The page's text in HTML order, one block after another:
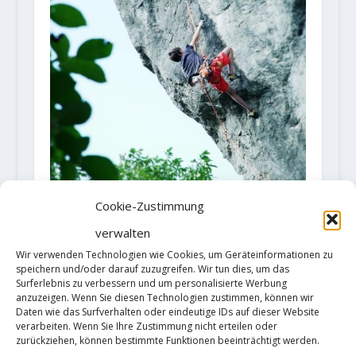
Cookie-Zustimmung
verwalten
Wir verwenden Technologien wie Cookies, um Geräteinformationen zu
speichern und/oder darauf zuzugreifen. Wir tun dies, um das
Surferlebnis zu verbessern und um personalisierte Werbung
anzuzeigen. Wenn Sie diesen Technologien zustimmen, können wir
Daten wie das Surfverhalten oder eindeutige IDs auf dieser Website
verarbeiten. Wenn Sie Ihre Zustimmung nicht erteilen oder
zurückziehen, können bestimmte Funktionen beeinträchtigt werden.
Diego Fourbet with his first 9a
29. April 2019